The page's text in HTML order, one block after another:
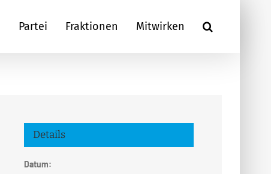
Partei Fraktionen Mitwirken
Details
Datum: